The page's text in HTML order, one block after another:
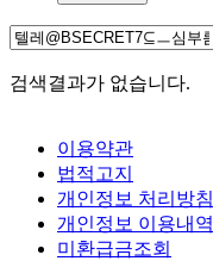
검색결과가 없습니다.
이용약관
법적고지
개인정보 처리방침
개인정보 이용내역
미환급금조회